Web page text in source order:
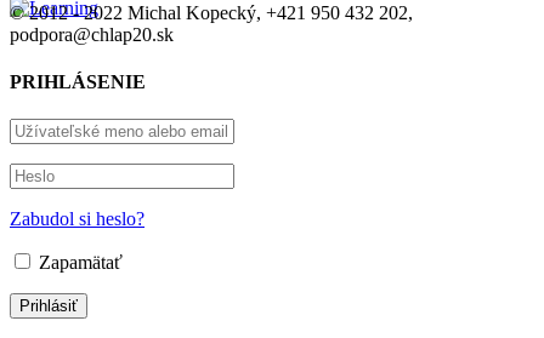
© 2012 - 2022 Michal Kopecký, +421 950 432 202,
podpora@chlap20.sk
PRIHLÁSENIE
Zabudol si heslo?
Zapamätať